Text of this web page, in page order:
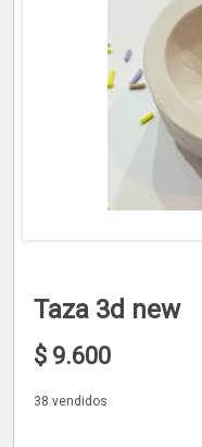
Taza 3d new
$ 9.600
38 vendidos